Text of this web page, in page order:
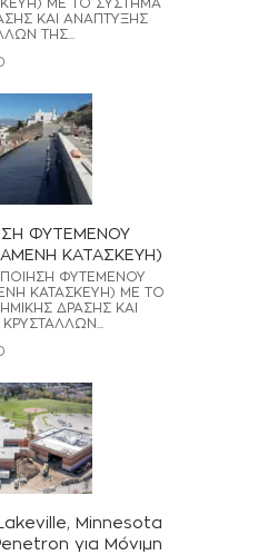
ΜΕ ΤΟ ΣΥΣΤΗΜΑ
ΚΑΙ ΑΝΑΠΤΥΞΗΣ
ΤΗΣ...
ΦΥΤΕΜΕΝΟΥ
ΚΑΤΑΣΚΕΥΗ)
ΦΥΤΕΜΕΝΟΥ
ΚΑΤΑΣΚΕΥΗ) ΜΕ ΤΟ
ΔΡΑΣΗΣ ΚΑΙ
Minnesota
για Μόνιμη